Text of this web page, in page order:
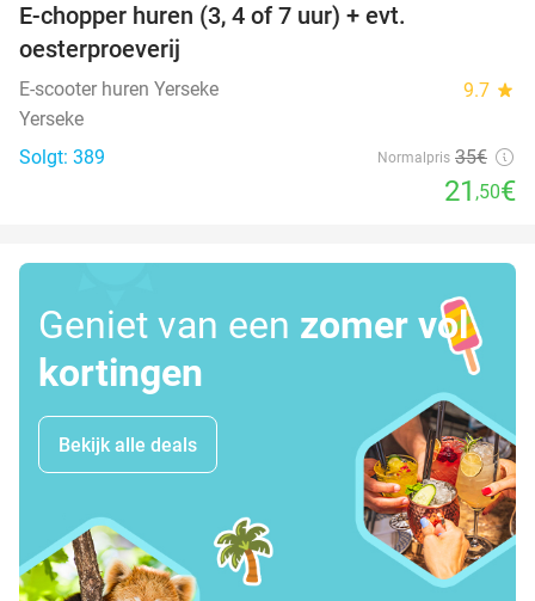
E-chopper huren (3, 4 of 7 uur) + evt.
oesterproeverij
E-scooter huren Yerseke 9.7 star
Yerseke
Solgt: 389
Normalpris 35€
21 ,50€
Geniet van een zomer vol
kortingen
Bekijk alle deals